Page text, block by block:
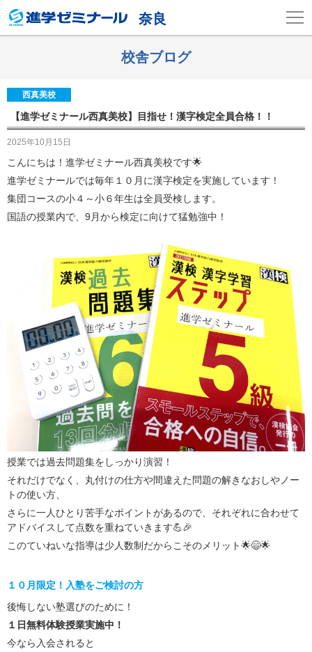
奈良
校舎ブログ
西真美校
【進学ゼミナール西真美校】目指せ！漢字検定全員合格！！
2025年10月15日
こんにちは！進学ゼミナール西真美校です🌟
進学ゼミナールでは毎年１０月に漢字検定を実施しています！
集団コースの小４～小６年生は全員受検します。
国語の授業内で、9月から検定に向けて猛勉強中！
授業では過去問題集をしっかり演習！
それだけでなく、丸付けの仕方や間違えた問題の解きなおしやノー
トの使い方、
さらに一人ひとり苦手なポイントがあるので、それぞれに合わせて
アドバイスして点数を重ねていきます💪🎉
このていねいな指導は少人数制だからこそのメリット🌟😄🌟
１０月限定！入塾をご検討の方
後悔しない塾選びのために！
１日無料体験授業実施中！
今なら入会されると